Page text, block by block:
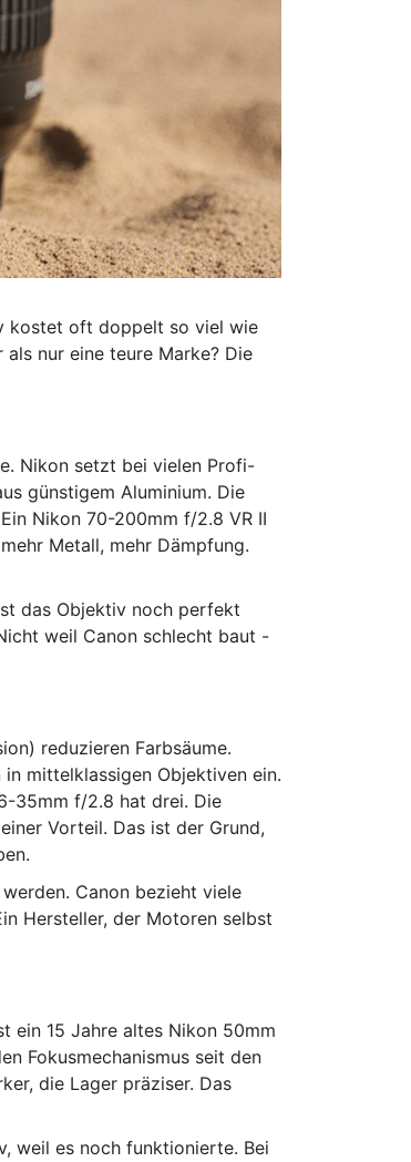
kostet oft doppelt so viel wie
nur eine teure Marke? Die
Nikon setzt bei vielen Profi-
günstigem Aluminium. Die
Nikon 70-200mm f/2.8 VR II
Metall, mehr Dämpfung.
das Objektiv noch perfekt
weil Canon schlecht baut -
reduzieren Farbsäume.
mittelklassigen Objektiven ein.
35mm f/2.8 hat drei. Die
Vorteil. Das ist der Grund,
Canon bezieht viele
Hersteller, der Motoren selbst
ein 15 Jahre altes Nikon 50mm
Fokusmechanismus seit den
die Lager präziser. Das
weil es noch funktionierte. Bei